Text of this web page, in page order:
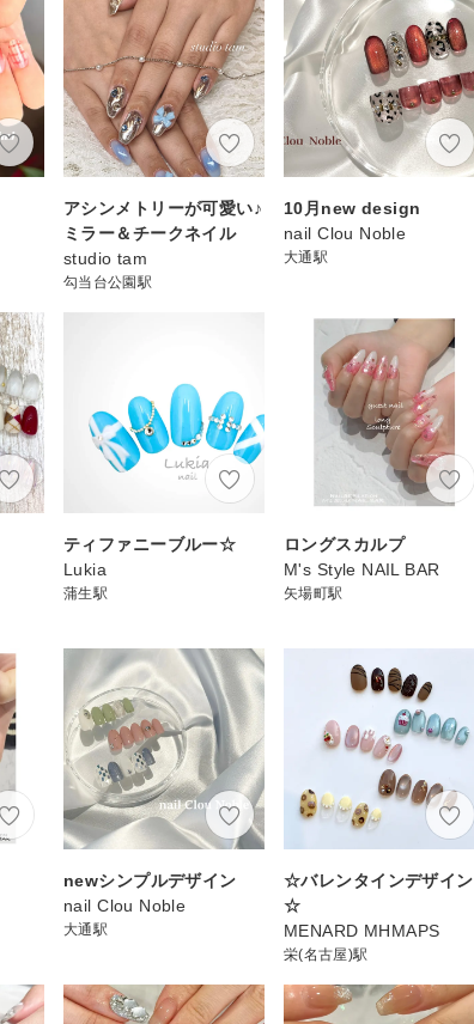
アシンメトリーが可愛い♪
ミラー＆チークネイル
studio tam
勾当台公園駅
10月new design
nail Clou Noble
大通駅
ティファニーブルー☆
Lukia
蒲生駅
ロングスカルプ
M's Style NAIL BAR
矢場町駅
newシンプルデザイン
nail Clou Noble
大通駅
☆バレンタインデザイン
☆
MENARD MHMAPS
栄(名古屋)駅